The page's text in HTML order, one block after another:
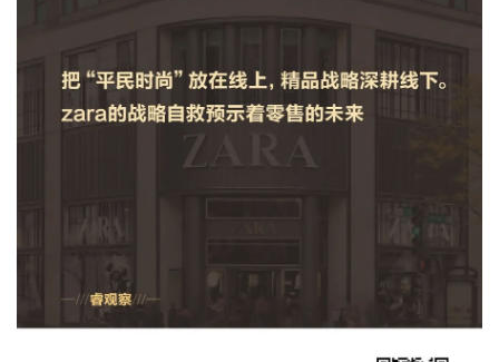
地 产
快速搜索
企业会员
关于投稿
广告投放